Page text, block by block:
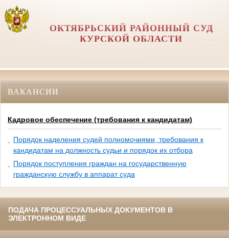
ОКТЯБРЬСКИЙ РАЙОННЫЙ СУД
КУРСКОЙ ОБЛАСТИ
ВАКАНСИИ
Кадровое обеспечение (требования к кандидатам)
Порядок наделения судей полномочиями, требования к
кандидатам на должность судьи и порядок их отбора
Порядок поступления граждан на государственную
гражданскую службу в аппарат суда
ПОДАЧА ПРОЦЕССУАЛЬНЫХ ДОКУМЕНТОВ В
ЭЛЕКТРОННОМ ВИДЕ